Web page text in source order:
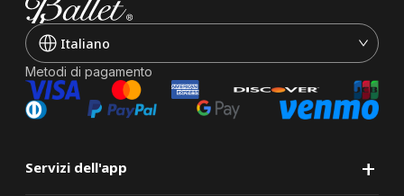
Italiano
Metodi di pagamento
+
Servizi dell'app